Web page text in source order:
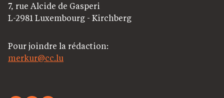
7, rue Alcide de Gasperi
L-2981 Luxembourg - Kirchberg
Pour joindre la rédaction:
merkur@cc.lu